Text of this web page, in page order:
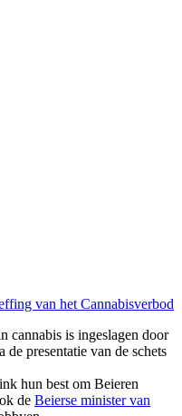
cannabis is ingeslagen door
presentatie van de schets
hun best om Beieren
de Beierse minister van